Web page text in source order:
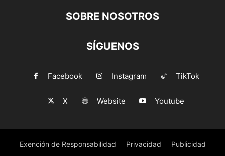
SOBRE NOSOTROS
SÍGUENOS
Facebook Instagram TikTok
X Website Youtube
Exención de Responsabilidad Privacidad Publicidad